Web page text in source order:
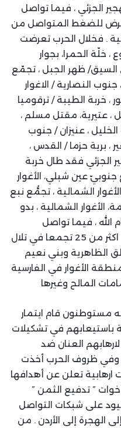
الجزئي ، فيما تواصل
للضغط المتواصل من
. فخلال الحرب تعرضت
خلّة الحمرا، بجوار
ظهر الجبل ، تجمّع
النصارية / الاغوار
خربة الطيبة / ترقوميا
، عتيرية، مقتل مسلم ،
، عنيزان / جنوب
، برية حزما / القدس ،
الجزئي فقد طال خربة
عين شبلي، الأغوار
الشمالية ، تجمُّع نبع
الأغوار الشمالية ، بدو
، فيما تواصل
الصمود والتصدي للمستوطنين اكثر من 25 تجمعا في تلال
الظاهرية وبني نعيم
الأغوار في الفارسية
المالح وغيرها
قام ايتمار
باستيعابهم في تشكيلات
العنان ضد
وفي ظروف الحرب أخذت
تعلن عن أهدافها
” تدفيع الثمن ”
على شبكات التواصل
الهجرة إلى الأردن . من